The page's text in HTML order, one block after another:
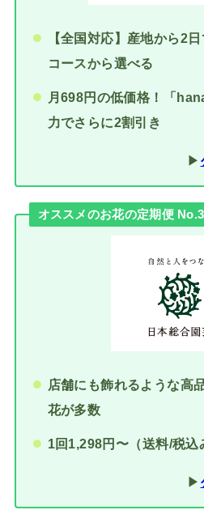
【全国対応】産地から2
コースから選べる
月698円の低価格！「
力でさらに2割引き
▶︎
オススメのお花の定期便 No.3
店舗にも飾れるような高
花が多数
1回1,298円〜（送料/税込
▶︎